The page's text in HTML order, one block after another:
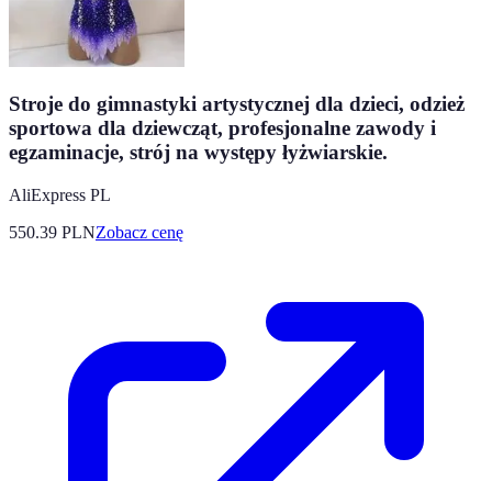
Stroje do gimnastyki artystycznej dla dzieci, odzież
sportowa dla dziewcząt, profesjonalne zawody i
egzaminacje, strój na występy łyżwiarskie.
AliExpress PL
550.39 PLNZobacz cenę